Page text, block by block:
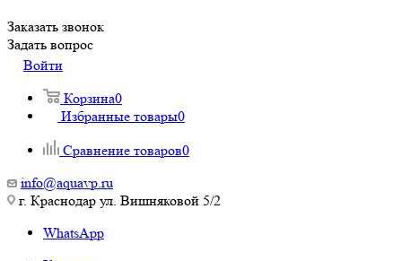
Заказать звонок
Задать вопрос
Войти
Корзина0
Избранные товары0
Сравнение товаров0
info@aquavp.ru
г. Краснодар ул. Вишняковой 5/2
WhatsApp